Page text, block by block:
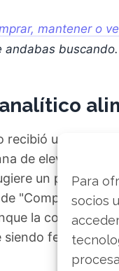
Para
socios
mantener o
andabas buscando.
recibió un potente
de elevar su
un potencial
"Compra"
la cotización
siendo